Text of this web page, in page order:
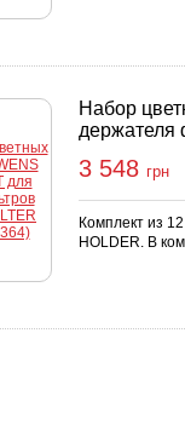
Набор
держателя
3 548 грн
Комплект из
HOLDER. В